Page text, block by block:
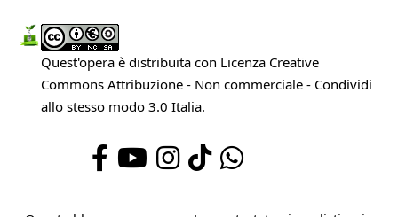
Quest'opera è distribuita con Licenza Creative
Commons Attribuzione - Non commerciale - Condividi
allo stesso modo 3.0 Italia.